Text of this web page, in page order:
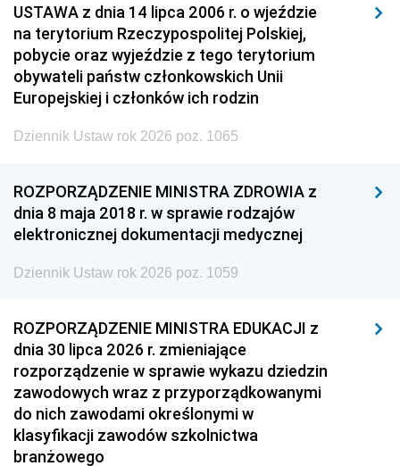
USTAWA z dnia 14 lipca 2006 r. o wjeździe
na terytorium Rzeczypospolitej Polskiej,
pobycie oraz wyjeździe z tego terytorium
obywateli państw członkowskich Unii
Europejskiej i członków ich rodzin
Dziennik Ustaw rok 2026 poz. 1065
ROZPORZĄDZENIE MINISTRA ZDROWIA z
dnia 8 maja 2018 r. w sprawie rodzajów
elektronicznej dokumentacji medycznej
Dziennik Ustaw rok 2026 poz. 1059
ROZPORZĄDZENIE MINISTRA EDUKACJI z
dnia 30 lipca 2026 r. zmieniające
rozporządzenie w sprawie wykazu dziedzin
zawodowych wraz z przyporządkowanymi
do nich zawodami określonymi w
klasyfikacji zawodów szkolnictwa
branżowego